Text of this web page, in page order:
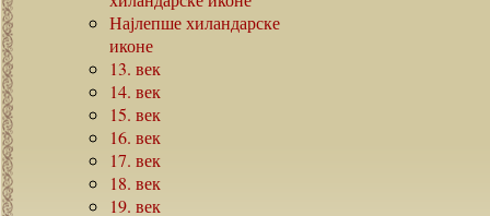
Најлепше хиландарске
иконе
13. век
14. век
15. век
16. век
17. век
18. век
19. век